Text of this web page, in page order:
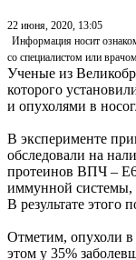
22 июня, 2020, 13:05
Информация носит
со специалистом или
Ученые из
которого
и опухолями в
В эксперименте
обследовали на
протеинов ВПЧ –
иммунной системы,
В результате этого
Отметим, опухоли
этом у 35%